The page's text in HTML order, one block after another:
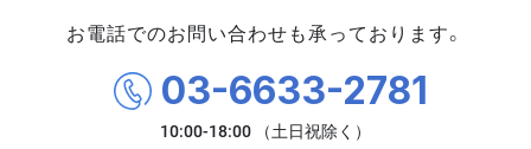
お電話でのお問い合わせも承っております。
03-6633-2781